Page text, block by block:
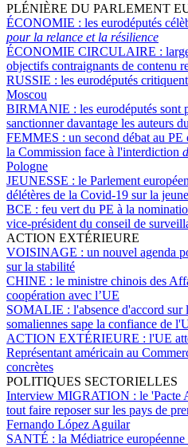
PLÉNIÈRE DU PARLEMENT
ÉCONOMIE : les eurodéputés
pour la relance et la résilience
ÉCONOMIE CIRCULAIRE :
objectifs contraignants de contenu
RUSSIE : les eurodéputés
Moscou
BIRMANIE : les eurodéputés sont
sanctionner davantage les auteurs
FEMMES : un second débat au PE
la Commission face à l'interdiction
Pologne
JEUNESSE : le Parlement
délétères de la Covid-19 sur la
BCE : feu vert du PE à la
vice-président du conseil de
ACTION EXTÉRIEURE
VOISINAGE : un nouvel agenda
sur la stabilité
CHINE : le ministre chinois des
coopération avec l’UE
SOMALIE : l'absence d'accord sur
somaliennes sape la confiance de
ACTION EXTÉRIEURE : l'UE
Représentant américain au
concrètes
POLITIQUES SECTORIELLES
Interview MIGRATION : le 'Pacte
tout faire reposer sur les pays de
Fernando López Aguilar
SANTÉ : la Médiatrice